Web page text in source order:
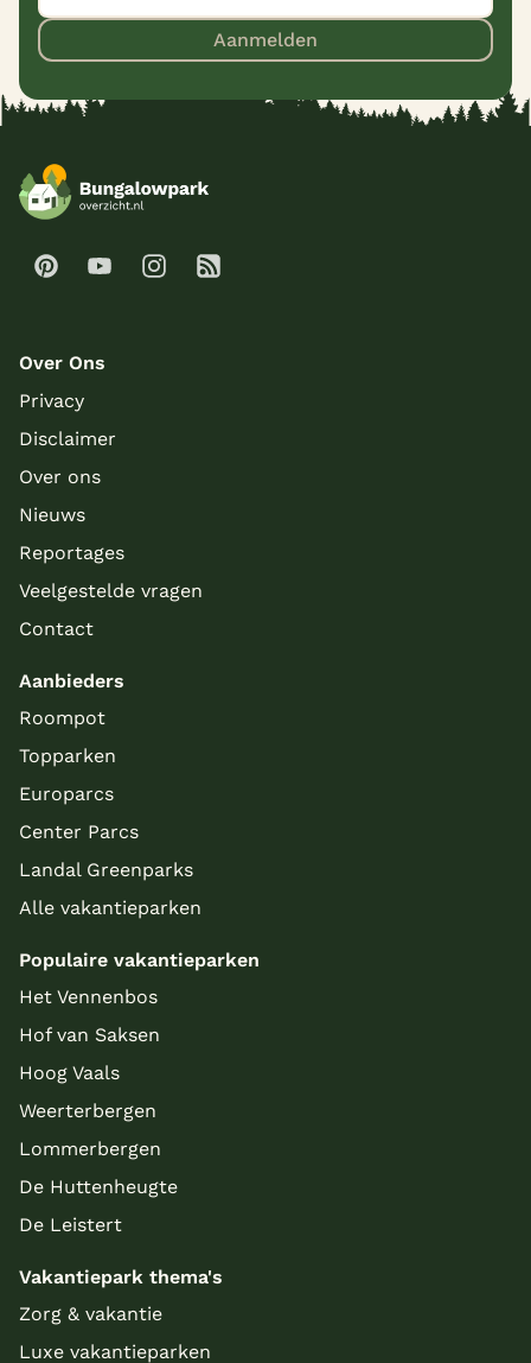
Aanmelden
Over Ons
Privacy
Disclaimer
Over ons
Nieuws
Reportages
Veelgestelde vragen
Contact
Aanbieders
Roompot
Topparken
Europarcs
Center Parcs
Landal Greenparks
Alle vakantieparken
Populaire vakantieparken
Het Vennenbos
Hof van Saksen
Hoog Vaals
Weerterbergen
Lommerbergen
De Huttenheugte
De Leistert
Vakantiepark thema's
Zorg & vakantie
Luxe vakantieparken